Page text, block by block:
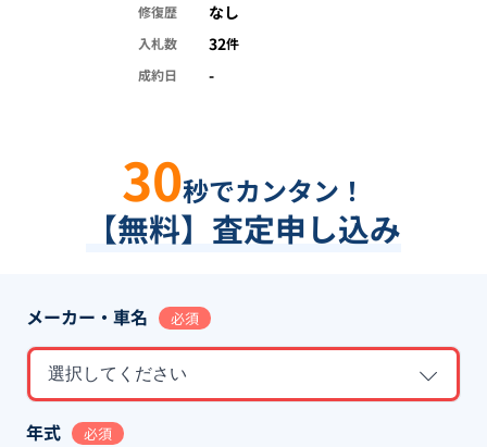
修復歴
なし
入札数 32件
成約日
-
30秒でカンタン！
【無料】査定申し込み
メーカー・車名 必須
選択してください
年式 必須